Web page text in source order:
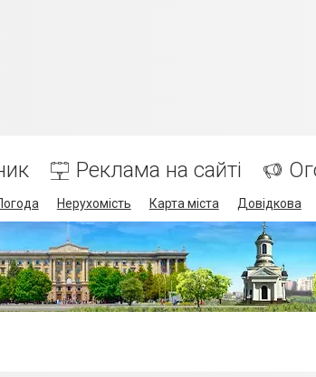
Реклама на сайті
Нерухомість Карта міста Довідкова